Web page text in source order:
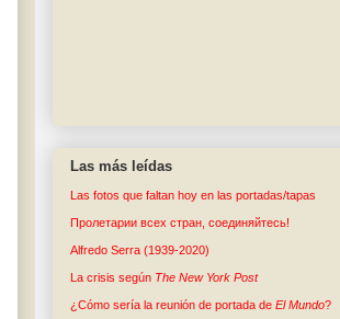
Las más leídas
Las fotos que faltan hoy en las portadas/tapas
Пролетарии всех стран, соединяйтесь!
Alfredo Serra (1939-2020)
La crisis según The New York Post
¿Cómo sería la reunión de portada de El Mundo?